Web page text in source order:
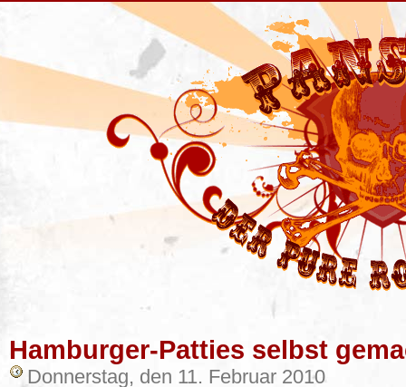
Hamburger-Patties selbst
Donnerstag, den 11. Februar 2010